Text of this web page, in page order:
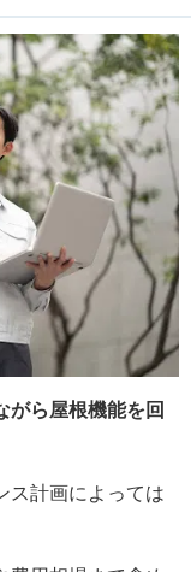
がら屋根機能を回
ス計画によっては